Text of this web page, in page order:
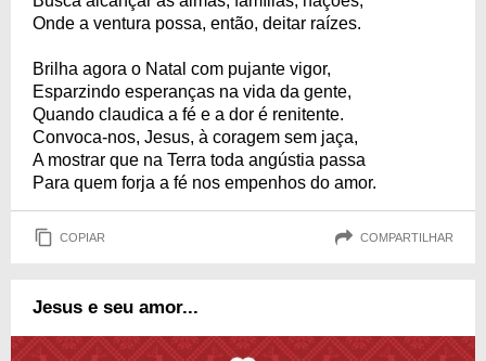
Onde a ventura possa, então, deitar raízes.
Brilha agora o Natal com pujante vigor,
Esparzindo esperanças na vida da gente,
Quando claudica a fé e a dor é renitente.
Convoca-nos, Jesus, à coragem sem jaça,
A mostrar que na Terra toda angústia passa
Para quem forja a fé nos empenhos do amor.
COPIAR COMPARTILHAR
Jesus e seu amor...